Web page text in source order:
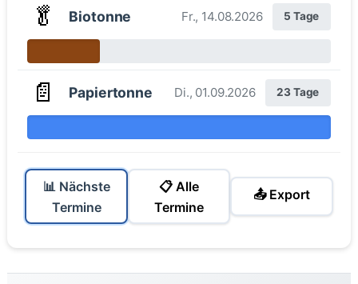
🥬 Biotonne Fr., 14.08.2026 5 Tage
📄 Papiertonne Di., 01.09.2026 23 Tage
📊 Nächste
Termine
📋 Alle
Termine
📤 Export